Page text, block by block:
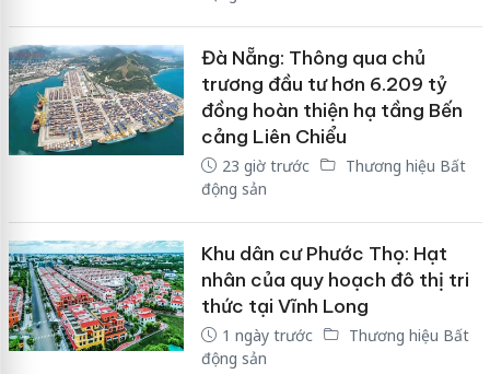
Đà Nẵng: Thông qua chủ
trương đầu tư hơn 6.209 tỷ
đồng hoàn thiện hạ tầng Bến
cảng Liên Chiểu
23 giờ trước
Thương hiệu Bất
động sản
Khu dân cư Phước Thọ: Hạt
nhân của quy hoạch đô thị tri
thức tại Vĩnh Long
1 ngày trước
Thương hiệu Bất
động sản